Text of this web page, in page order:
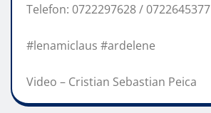
Telefon: 0722297628 / 0722645377
#lenamiclaus #ardelene
Video – Cristian Sebastian Peica